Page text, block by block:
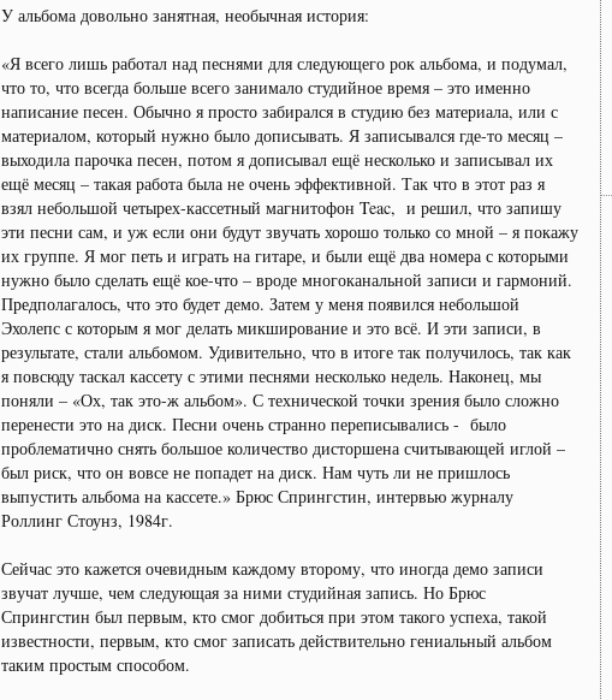
У альбома довольно занятная, необычная история:
«Я всего лишь работал над песнями для следующего рок альбома, и подумал,
что то, что всегда больше всего занимало студийное время – это именно
написание песен. Обычно я просто забирался в студию без материала, или с
материалом, который нужно было дописывать. Я записывался где-то месяц –
выходила парочка песен, потом я дописывал ещё несколько и записывал их
ещё месяц – такая работа была не очень эффективной. Так что в этот раз я
взял небольшой четырех-кассетный магнитофон Teac, и решил, что запишу
эти песни сам, и уж если они будут звучать хорошо только со мной – я покажу
их группе. Я мог петь и играть на гитаре, и были ещё два номера с которыми
нужно было сделать ещё кое-что – вроде многоканальной записи и гармоний.
Предполагалось, что это будет демо. Затем у меня появился небольшой
Эхолепс с которым я мог делать микширование и это всё. И эти записи, в
результате, стали альбомом. Удивительно, что в итоге так получилось, так как
я повсюду таскал кассету с этими песнями несколько недель. Наконец, мы
поняли – «Ох, так это-ж альбом». С технической точки зрения было сложно
перенести это на диск. Песни очень странно переписывались - было
проблематично снять большое количество дисторшена считывающей иглой –
был риск, что он вовсе не попадет на диск. Нам чуть ли не пришлось
выпустить альбома на кассете.» Брюс Спрингстин, интервью журналу
Роллинг Стоунз, 1984г.
Сейчас это кажется очевидным каждому второму, что иногда демо записи
звучат лучше, чем следующая за ними студийная запись. Но Брюс
Спрингстин был первым, кто смог добиться при этом такого успеха, такой
известности, первым, кто смог записать действительно гениальный альбом
таким простым способом.